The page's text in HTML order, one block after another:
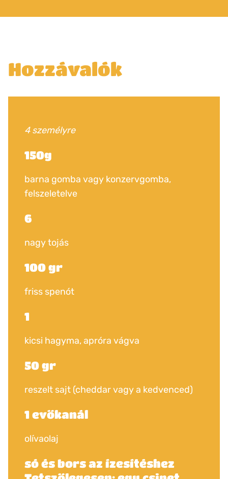
Hozzávalók
4 személyre
150g
barna gomba vagy konzervgomba,
felszeletelve
6
nagy tojás
100 gr
friss spenót
1
kicsi hagyma, apróra vágva
50 gr
reszelt sajt (cheddar vagy a kedvenced)
1 evőkanál
olívaolaj
só és bors az ízesítéshez